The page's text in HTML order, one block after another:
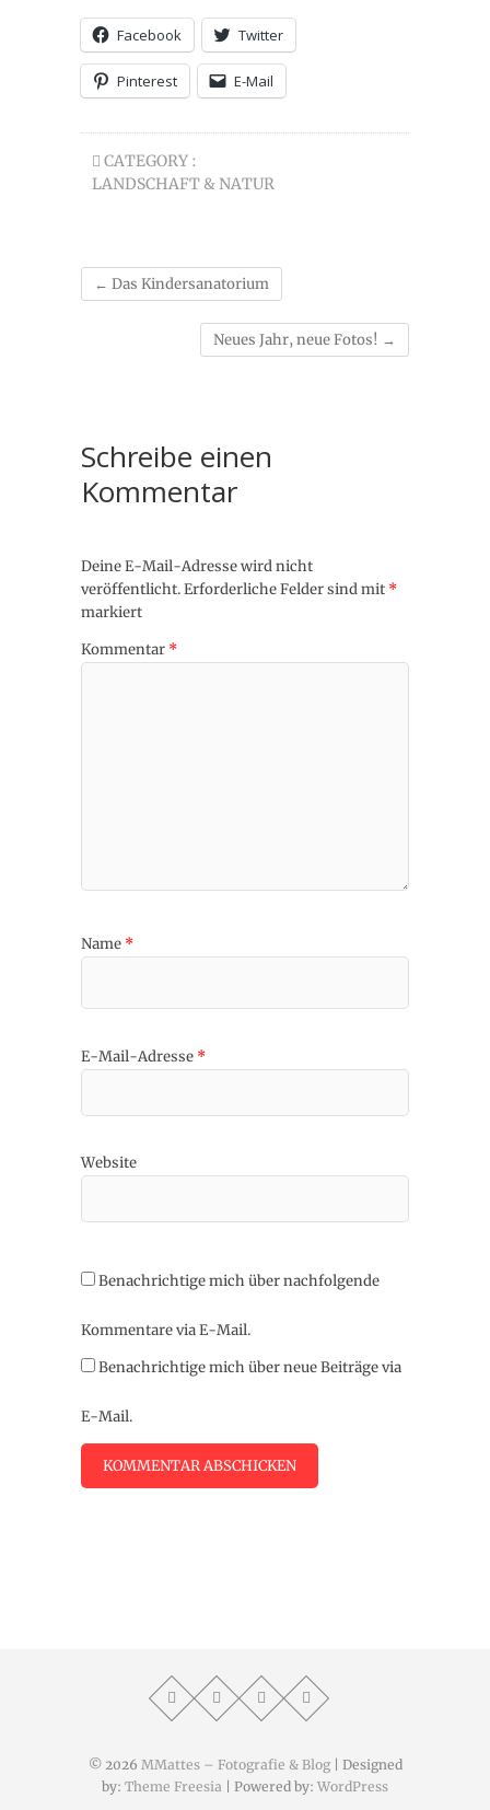
Facebook Twitter
Pinterest E-Mail
CATEGORY :
LANDSCHAFT & NATUR
← Das Kindersanatorium
Neues Jahr, neue Fotos! →
Schreibe einen
Kommentar
Deine E-Mail-Adresse wird nicht
veröffentlicht.Erforderliche Felder sind mit *
markiert
Kommentar *
Name *
E-Mail-Adresse *
Website
Benachrichtige mich über nachfolgende
Kommentare via E-Mail.
Benachrichtige mich über neue Beiträge via
E-Mail.
© 2026 MMattes – Fotografie & Blog| Designed
by: Theme Freesia | Powered by: WordPress